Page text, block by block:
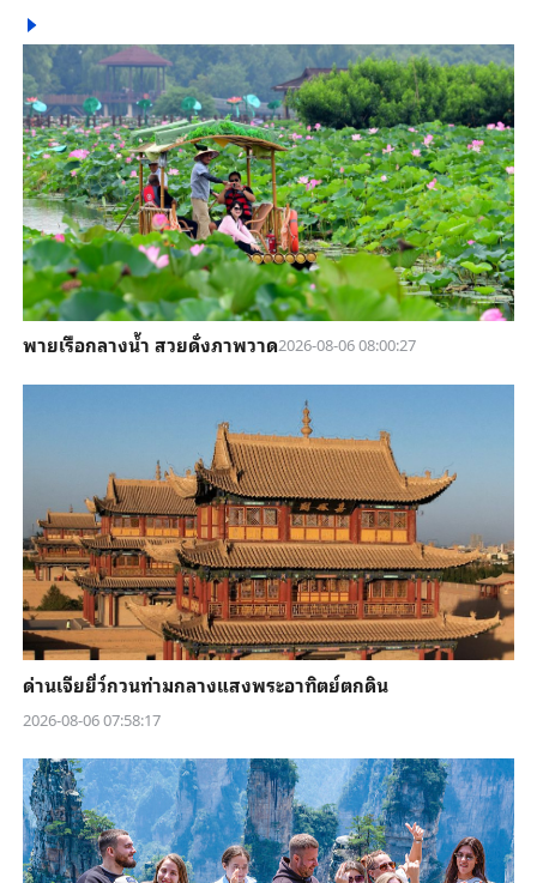
พายเรือกลางน้ำ สวยดั่งภาพวาด2026-08-06 08:00:27
ด่านเจียยี่ว์กวนท่ามกลางแสงพระอาทิตย์ตกดิน
2026-08-06 07:58:17